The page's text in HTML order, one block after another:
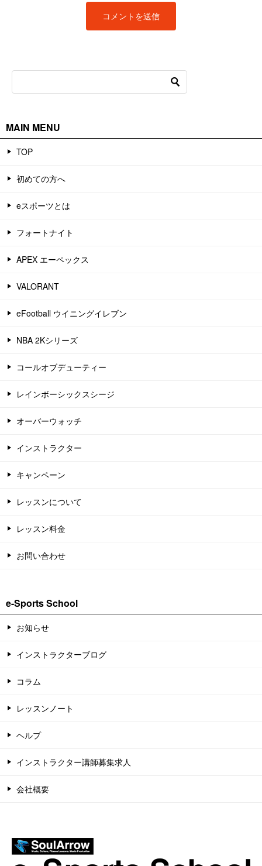
MAIN MENU
TOP
初めての方へ
eスポーツとは
フォートナイト
APEX エーペックス
VALORANT
eFootball ウイニングイレブン
NBA 2Kシリーズ
コールオブデューティー
レインボーシックスシージ
オーバーウォッチ
インストラクター
キャンペーン
レッスンについて
レッスン料金
お問い合わせ
e-Sports School
お知らせ
インストラクターブログ
コラム
レッスンノート
ヘルプ
インストラクター講師募集求人
会社概要